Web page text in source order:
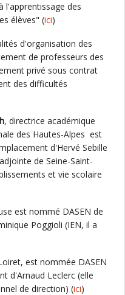
l'apprentissage des
élèves" (ici)
d'organisation des
de professeurs des
privé sous contrat
des difficultés
, directrice académique
des Hautes-Alpes est
d'Hervé Sebille
de Seine-Saint-
et vie scolaire
est nommé DASEN de
Poggioli (IEN, il a
est nommée DASEN
d'Arnaud Leclerc (elle
de direction) (ici)